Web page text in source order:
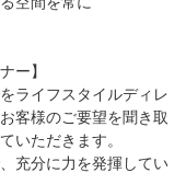
ー】
ライフスタイルディレ
客様のご要望を聞き取
いただきます。
充分に力を発揮してい